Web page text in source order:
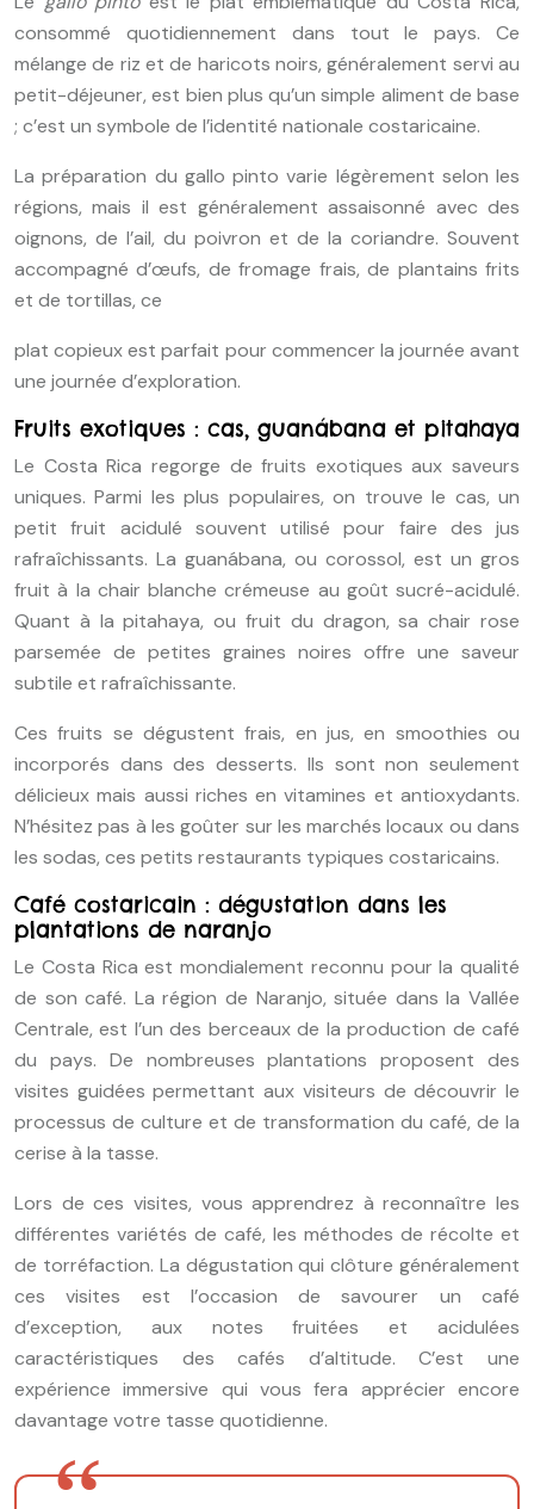
consommé quotidiennement dans tout le pays. Ce
mélange de riz et de haricots noirs, généralement servi au
petit-déjeuner, est bien plus qu’un simple aliment de base
; c’est un symbole de l’identité nationale costaricaine.
La préparation du gallo pinto varie légèrement selon les
régions, mais il est généralement assaisonné avec des
oignons, de l’ail, du poivron et de la coriandre. Souvent
accompagné d’œufs, de fromage frais, de plantains frits
et de tortillas, ce
plat copieux est parfait pour commencer la journée avant
une journée d’exploration.
Fruits exotiques : cas, guanábana et pitahaya
Le Costa Rica regorge de fruits exotiques aux saveurs
uniques. Parmi les plus populaires, on trouve le cas, un
petit fruit acidulé souvent utilisé pour faire des jus
rafraîchissants. La guanábana, ou corossol, est un gros
fruit à la chair blanche crémeuse au goût sucré-acidulé.
Quant à la pitahaya, ou fruit du dragon, sa chair rose
parsemée de petites graines noires offre une saveur
subtile et rafraîchissante.
Ces fruits se dégustent frais, en jus, en smoothies ou
incorporés dans des desserts. Ils sont non seulement
délicieux mais aussi riches en vitamines et antioxydants.
N’hésitez pas à les goûter sur les marchés locaux ou dans
les sodas, ces petits restaurants typiques costaricains.
Café costaricain : dégustation dans les
plantations de naranjo
Le Costa Rica est mondialement reconnu pour la qualité
de son café. La région de Naranjo, située dans la Vallée
Centrale, est l’un des berceaux de la production de café
du pays. De nombreuses plantations proposent des
visites guidées permettant aux visiteurs de découvrir le
processus de culture et de transformation du café, de la
cerise à la tasse.
Lors de ces visites, vous apprendrez à reconnaître les
différentes variétés de café, les méthodes de récolte et
de torréfaction. La dégustation qui clôture généralement
ces visites est l’occasion de savourer un café
d’exception, aux notes fruitées et acidulées
caractéristiques des cafés d’altitude. C’est une
expérience immersive qui vous fera apprécier encore
davantage votre tasse quotidienne.